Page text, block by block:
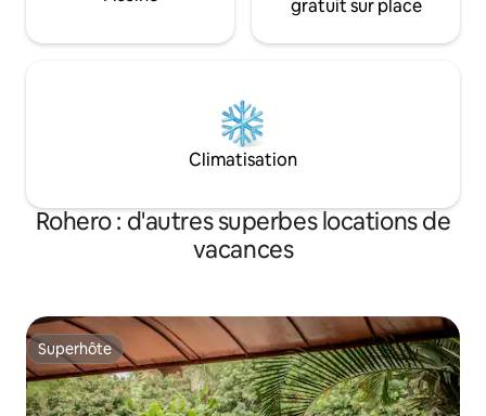
gratuit sur place
Climatisation
Rohero : d'autres superbes locations de
vacances
Superhôte
Superhôte